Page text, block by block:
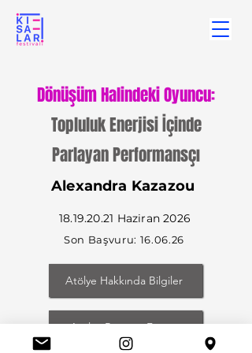
Dönüşüm Halindeki Oyuncu:
Topluluk Enerjisi İçinde
Parlayan Performansçı
Alexandra Kazazou
18.19.20.21 Haziran 2026
Son Başvuru: 16.06.26
Atölye Hakkında Bilgiler
Atölye Başvuru Formu